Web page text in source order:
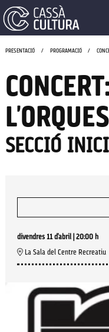
PRESENTACIÓ PROGRAMACIÓ
SECCIÓ
divendres 11 d’abril
20:00 h
La Sala del Centre Recreatiu